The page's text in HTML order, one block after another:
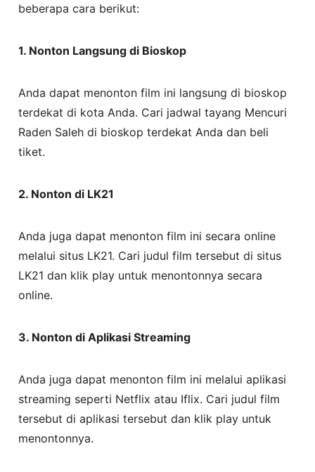
beberapa cara berikut:
1. Nonton Langsung di Bioskop
Anda dapat menonton film ini langsung di bioskop
terdekat di kota Anda. Cari jadwal tayang Mencuri
Raden Saleh di bioskop terdekat Anda dan beli
tiket.
2. Nonton di LK21
Anda juga dapat menonton film ini secara online
melalui situs LK21. Cari judul film tersebut di situs
LK21 dan klik play untuk menontonnya secara
online.
3. Nonton di Aplikasi Streaming
Anda juga dapat menonton film ini melalui aplikasi
streaming seperti Netflix atau Iflix. Cari judul film
tersebut di aplikasi tersebut dan klik play untuk
menontonnya.